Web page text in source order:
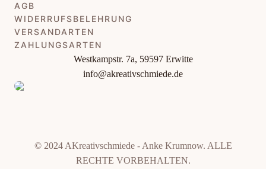
AGB
WIDERRUFSBELEHRUNG
VERSANDARTEN
ZAHLUNGSARTEN
Westkampstr. 7a, 59597 Erwitte
info@akreativschmiede.de
© 2024 AKreativschmiede - Anke Krumnow. ALLE
RECHTE VORBEHALTEN.